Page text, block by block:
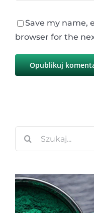
Save my name,
browser for the